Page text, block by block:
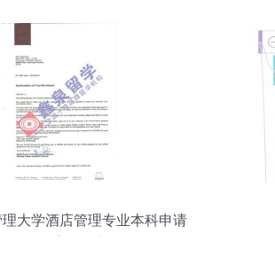
大学酒店管理专业本科申请